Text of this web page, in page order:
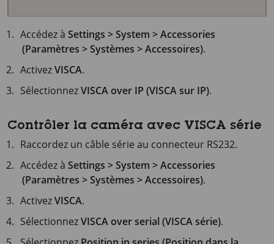
Accédez àSettings > System > Accessories
(Paramètres > Systèmes > Accessoires).
ActivezVISCA.
SélectionnezVISCA over IP (VISCA sur IP).
Contrôler la caméra avec VISCA série
Raccordez un câble série au connecteur RS232.
Accédez àSettings > System > Accessories
(Paramètres > Systèmes > Accessoires).
ActivezVISCA.
SélectionnezVISCA over serial (VISCA série).